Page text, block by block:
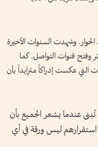
وشهدت السنوات الأخيرة
قنوات التواصل. كما
التي عكست إدراكاً متزايداً بأن
عندما يشعر الجميع بأن
ليس ورقة في أي